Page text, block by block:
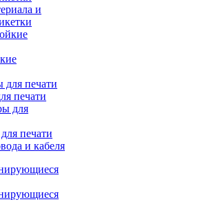
и
печати
печати
и кабеля